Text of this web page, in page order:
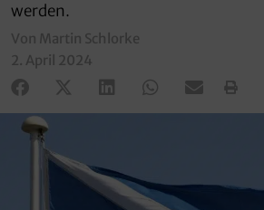
werden.
Von Martin Schlorke
2. April 2024